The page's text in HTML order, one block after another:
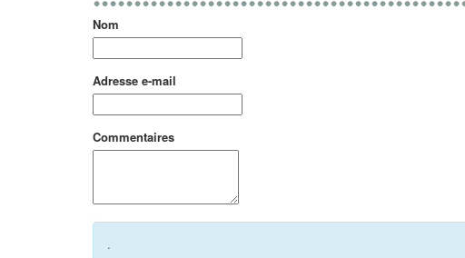
Nom
Adresse e-mail
Commentaires
.